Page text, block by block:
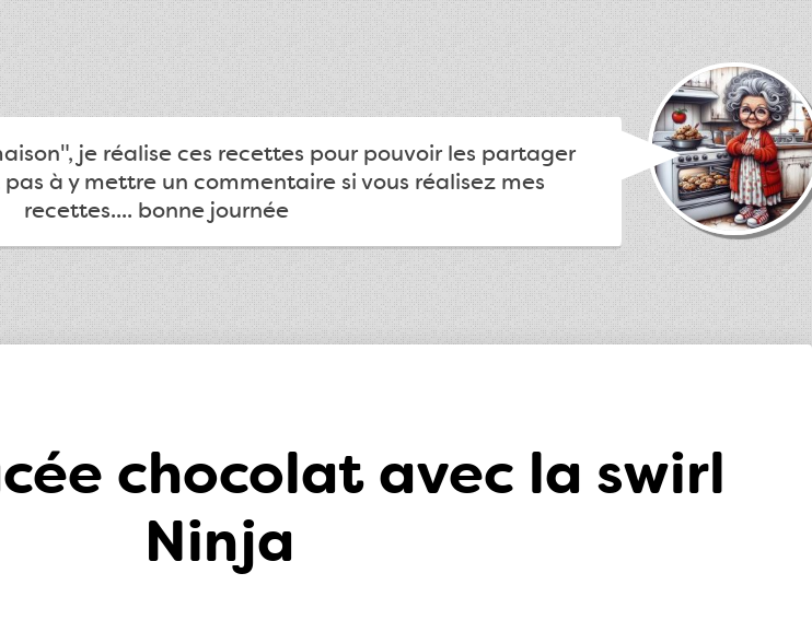
je réalise ces recettes pour pouvoir les partager
à y mettre un commentaire si vous réalisez mes
recettes.... bonne journée
chocolat avec la swirl
Ninja